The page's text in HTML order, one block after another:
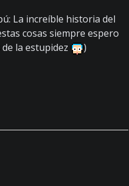
La increíble historia del
cosas siempre espero
la estupidez
)